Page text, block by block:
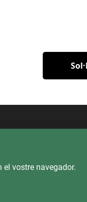
Seu Electrònica
vostre navegador.